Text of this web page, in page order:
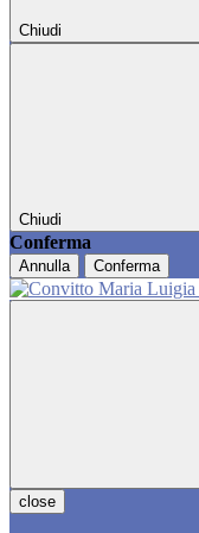
Chiudi
Chiudi
Conferma
Annulla Conferma
close